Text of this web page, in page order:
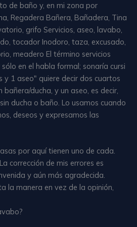
de baño y, en mi zona por
Regadera Bañera, Bañadera, Tina
grifo Servicios, aseo, lavabo,
tocador Inodoro, taza, excusado,
meadero El término servicios
en el habla formal; sonaría cursi
y 1 aseo" quiere decir dos cuartos
ducha, y un aseo, es decir,
ducha o baño. Lo usamos cuando
deseos y expresamos las
por aquí tienen uno de cada.
corrección de mis errores es
y aún más agradecida.
la manera en vez de la opinión,